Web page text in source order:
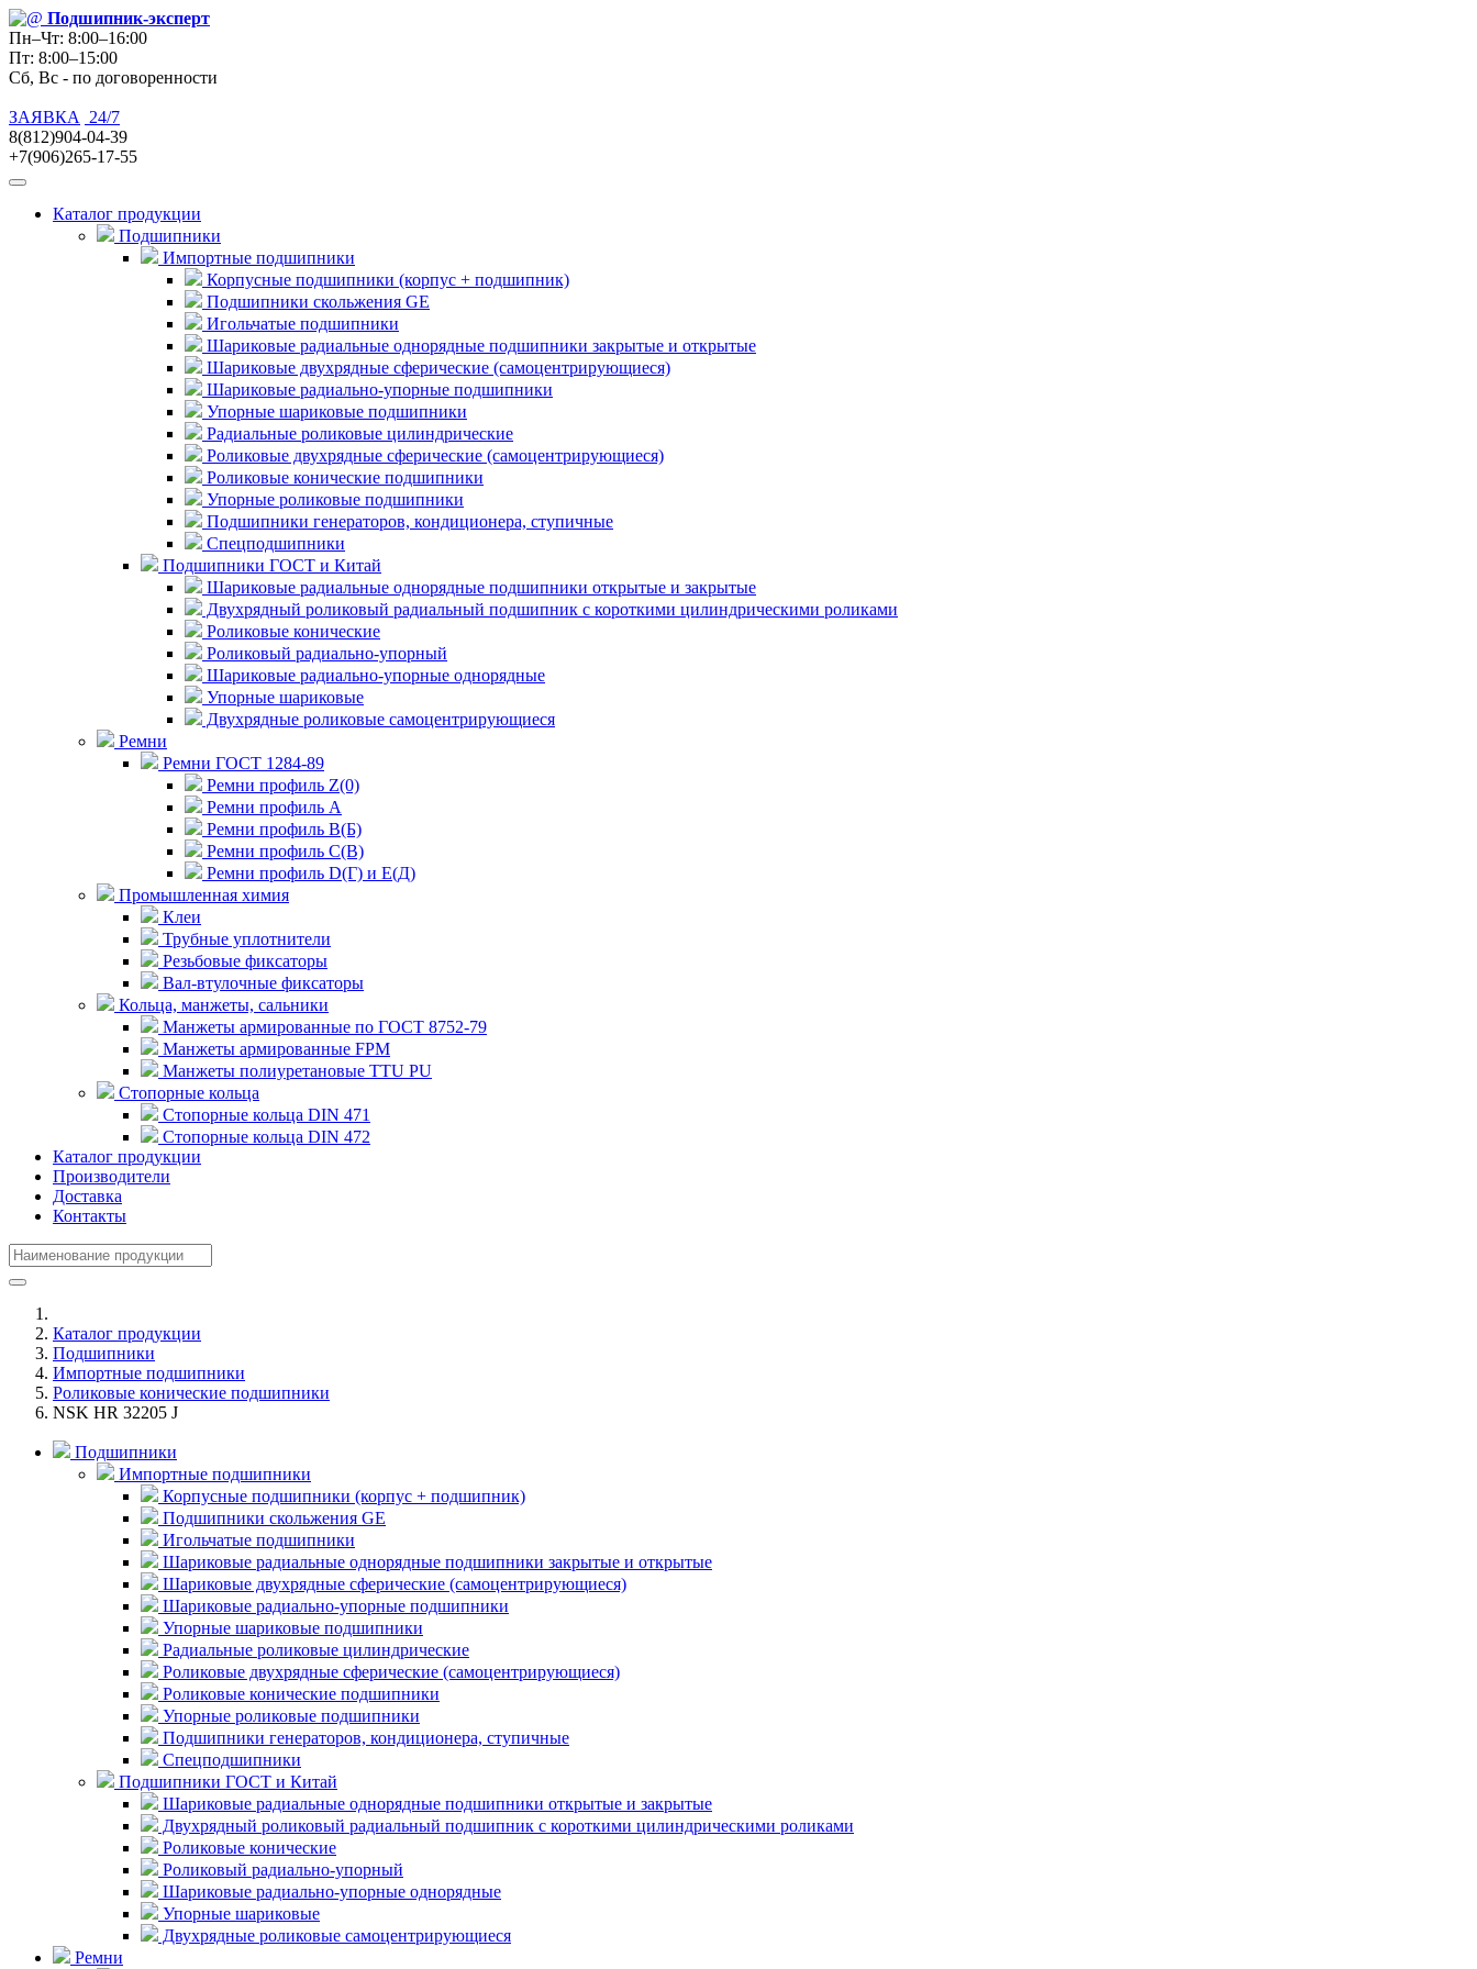
Подшипник-эксперт
Пн–Чт: 8:00–16:00
Пт: 8:00–15:00
Сб, Вс - по договоренности
ЗАЯВКА
24/7
8(812)904-04-39
+7(906)265-17-55
Каталог продукции
Подшипники
Импортные подшипники
Корпусные подшипники (корпус + подшипник)
Подшипники скольжения GE
Игольчатые подшипники
Шариковые радиальные однорядные подшипники закрытые и открытые
Шариковые двухрядные сферические (самоцентрирующиеся)
Шариковые радиально-упорные подшипники
Упорные шариковые подшипники
Радиальные роликовые цилиндрические
Роликовые двухрядные сферические (самоцентрирующиеся)
Роликовые конические подшипники
Упорные роликовые подшипники
Подшипники генераторов, кондиционера, ступичные
Спецподшипники
Подшипники ГОСТ и Китай
Шариковые радиальные однорядные подшипники открытые и закрытые
Двухрядный роликовый радиальный подшипник с короткими цилиндрическими роликами
Роликовые конические
Роликовый радиально-упорный
Шариковые радиально-упорные однорядные
Упорные шариковые
Двухрядные роликовые самоцентрирующиеся
Ремни
Ремни ГОСТ 1284-89
Ремни профиль Z(0)
Ремни профиль А
Ремни профиль В(Б)
Ремни профиль С(В)
Ремни профиль D(Г) и E(Д)
Промышленная химия
Клеи
Трубные уплотнители
Резьбовые фиксаторы
Вал-втулочные фиксаторы
Кольца, манжеты, сальники
Манжеты армированные по ГОСТ 8752-79
Манжеты армированные FPM
Манжеты полиуретановые TTU PU
Стопорные кольца
Стопорные кольца DIN 471
Стопорные кольца DIN 472
Каталог продукции
Производители
Доставка
Контакты
Каталог продукции
Подшипники
Импортные подшипники
Роликовые конические подшипники
NSK HR 32205 J
Подшипники
Импортные подшипники
Корпусные подшипники (корпус + подшипник)
Подшипники скольжения GE
Игольчатые подшипники
Шариковые радиальные однорядные подшипники закрытые и открытые
Шариковые двухрядные сферические (самоцентрирующиеся)
Шариковые радиально-упорные подшипники
Упорные шариковые подшипники
Радиальные роликовые цилиндрические
Роликовые двухрядные сферические (самоцентрирующиеся)
Роликовые конические подшипники
Упорные роликовые подшипники
Подшипники генераторов, кондиционера, ступичные
Спецподшипники
Подшипники ГОСТ и Китай
Шариковые радиальные однорядные подшипники открытые и закрытые
Двухрядный роликовый радиальный подшипник с короткими цилиндрическими роликами
Роликовые конические
Роликовый радиально-упорный
Шариковые радиально-упорные однорядные
Упорные шариковые
Двухрядные роликовые самоцентрирующиеся
Ремни